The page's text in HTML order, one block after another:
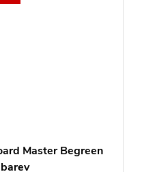
Master Begreen